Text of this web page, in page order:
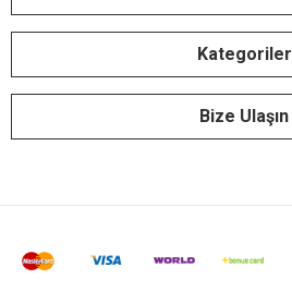
Kategoriler
Bize Ulaşın